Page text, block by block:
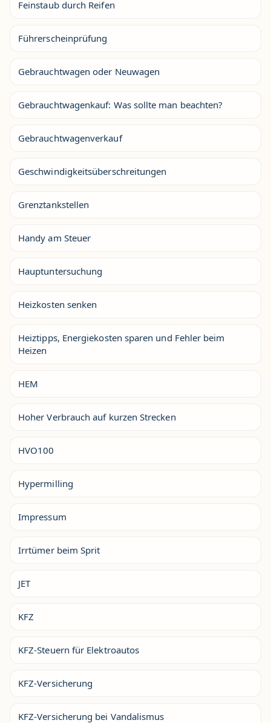
Feinstaub durch Reifen
Führerscheinprüfung
Gebrauchtwagen oder Neuwagen
Gebrauchtwagenkauf: Was sollte man beachten?
Gebrauchtwagenverkauf
Geschwindigkeitsüberschreitungen
Grenztankstellen
Handy am Steuer
Hauptuntersuchung
Heizkosten senken
Heiztipps, Energiekosten sparen und Fehler beim
Heizen
HEM
Hoher Verbrauch auf kurzen Strecken
HVO100
Hypermilling
Impressum
Irrtümer beim Sprit
JET
KFZ
KFZ-Steuern für Elektroautos
KFZ-Versicherung
KFZ-Versicherung bei Vandalismus